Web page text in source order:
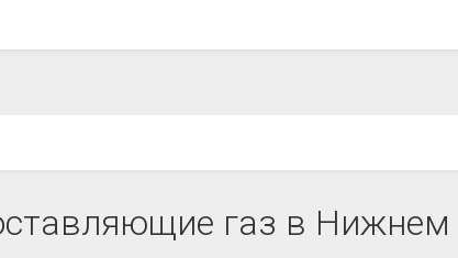
газ в Нижнем